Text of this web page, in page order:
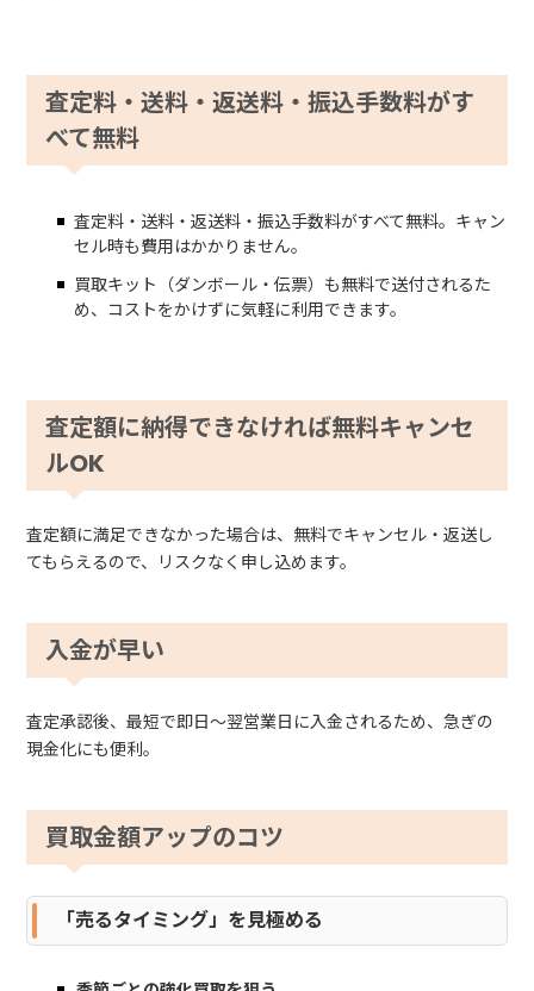
査定料・送料・返送料・振込手数料がす
べて無料
査定料・送料・返送料・振込手数料がすべて無料。キャン
セル時も費用はかかりません。
買取キット（ダンボール・伝票）も無料で送付されるた
め、コストをかけずに気軽に利用できます。
査定額に納得できなければ無料キャンセ
ルOK
査定額に満足できなかった場合は、無料でキャンセル・返送し
てもらえるので、リスクなく申し込めます。
入金が早い
査定承認後、最短で即日～翌営業日に入金されるため、急ぎの
現金化にも便利。
買取金額アップのコツ
「売るタイミング」を見極める